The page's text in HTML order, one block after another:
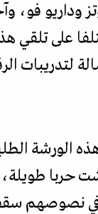
وداريو فو،
على تلقي
لتدريبات
عاشت حربا
نصوصهم